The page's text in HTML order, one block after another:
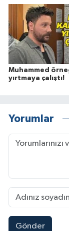
Muhammed
yırtmaya çalıştı!
Yorumlar
Gönder